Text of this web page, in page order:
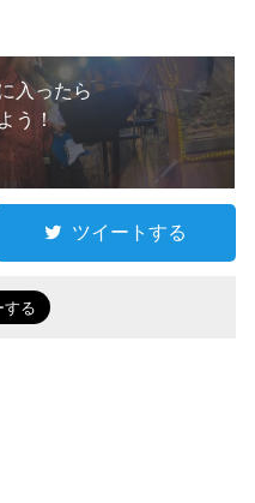
入ったら
う！
ツイートする